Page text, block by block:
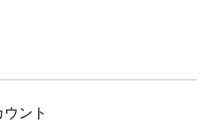
ント